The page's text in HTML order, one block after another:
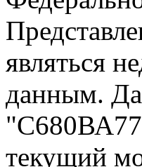
являться
данным.
текущий